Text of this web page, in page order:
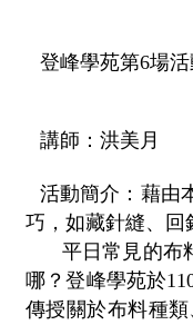
登峰學苑第6場活
講師： 洪美月
活動簡介： 藉由
巧，如藏針縫、回
平日常見的布
哪？登峰學苑於
傳授關於布料種